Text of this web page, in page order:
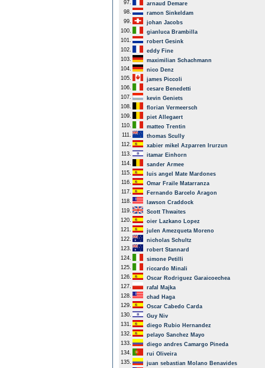
97.
arnaud Demare
98.
ramon Sinkeldam
99.
johan Jacobs
100.
gianluca Brambilla
101.
robert Gesink
102.
eddy Fine
103.
maximilian Schachmann
104.
nico Denz
105.
james Piccoli
106.
cesare Benedetti
107.
kevin Geniets
108.
florian Vermeersch
109.
piet Allegaert
110.
matteo Trentin
111.
thomas Scully
112.
xabier mikel Azparren Irurzun
113.
itamar Einhorn
114.
sander Armee
115.
luis angel Mate Mardones
116.
Omar Fraile Matarranza
117.
Fernando Barcelo Aragon
118.
lawson Craddock
119.
Scott Thwaites
120.
oier Lazkano Lopez
121.
julen Amezqueta Moreno
122.
nicholas Schultz
123.
robert Stannard
124.
simone Petilli
125.
riccardo Minali
126.
Oscar Rodriguez Garaicoechea
127.
rafal Majka
128.
chad Haga
129.
Oscar Cabedo Carda
130.
Guy Niv
131.
diego Rubio Hernandez
132.
pelayo Sanchez Mayo
133.
diego andres Camargo Pineda
134.
rui Oliveira
135.
juan sebastian Molano Benavides